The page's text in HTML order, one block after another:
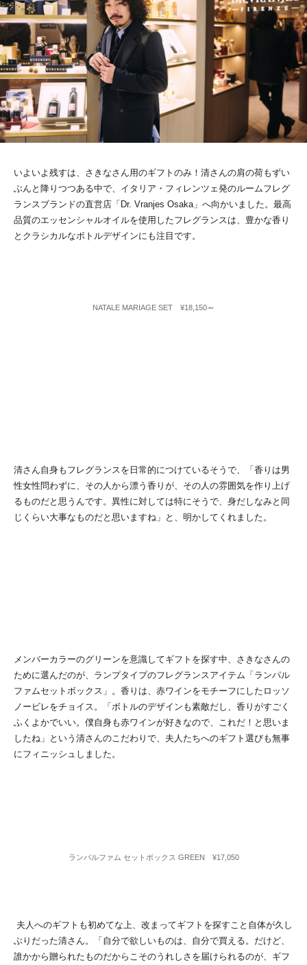
いよいよ残すは、さきなさん用のギフトのみ！清さんの肩の荷もずい
ぶんと降りつつある中で、イタリア・フィレンツェ発のルームフレグ
ランスブランドの直営店「Dr. Vranjes Osaka」へ向かいました。最高
品質のエッセンシャルオイルを使用したフレグランスは、豊かな香り
とクラシカルなボトルデザインにも注目です。
NATALE MARIAGE SET ¥18,150～
清さん自身もフレグランスを日常的につけているそうで、「香りは男
性女性問わずに、その人から漂う香りが、その人の雰囲気を作り上げ
るものだと思うんです。異性に対しては特にそうで、身だしなみと同
じくらい大事なものだと思いますね」と、明かしてくれました。
メンバーカラーのグリーンを意識してギフトを探す中、さきなさんの
ために選んだのが、ランプタイプのフレグランスアイテム「ランパル
ファムセットボックス」。香りは、赤ワインをモチーフにしたロッソ
ノービレをチョイス。「ボトルのデザインも素敵だし、香りがすごく
ふくよかでいい。僕自身も赤ワインが好きなので、これだ！と思いま
したね」という清さんのこだわりで、夫人たちへのギフト選びも無事
にフィニッシュしました。
ランパルファム セットボックス GREEN ¥17,050
夫人へのギフトも初めてな上、改まってギフトを探すこと自体が久し
ぶりだった清さん。「自分で欲しいものは、自分で買える。だけど、
誰かから贈られたものだからこそのうれしさを届けられるのが、ギフ